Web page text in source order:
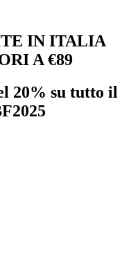
IN ITALIA
A €89
20% su tutto il